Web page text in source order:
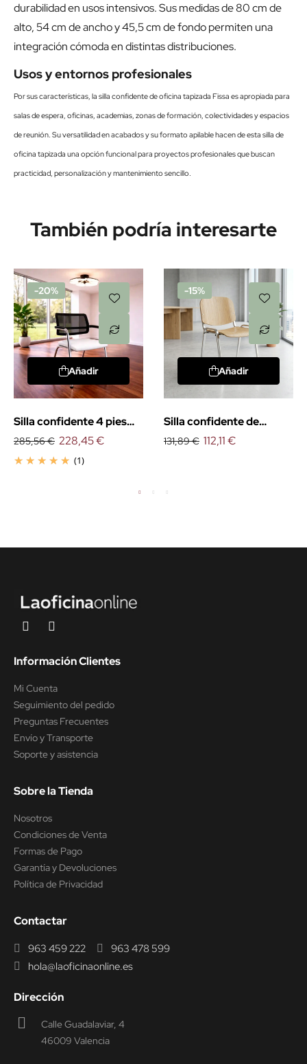
durabilidad en usos intensivos. Sus medidas de 80 cm de
alto, 54 cm de ancho y 45,5 cm de fondo permiten una
integración cómoda en distintas distribuciones.
Usos y entornos profesionales
Por sus características, la silla confidente de oficina tapizada Fissa es apropiada para
salas de espera, oficinas, academias, zonas de formación, colectividades y espacios
de reunión. Su versatilidad en acabados y su formato apilable hacen de esta silla de
oficina tapizada una opción funcional para proyectos profesionales que buscan
practicidad, personalización y mantenimiento sencillo.
También podría interesarte
-20%
Añadir
Silla confidente 4 pies
urban
285,56 €
(1)
228,45 €
-15%
Añadir
Silla confidente de
madera Fissa
131,89 € 112,11 €
Información Clientes
Mi Cuenta
Seguimiento del pedido
Preguntas Frecuentes
Envío y Transporte
Soporte y asistencia
Sobre la Tienda
Nosotros
Condiciones de Venta
Formas de Pago
Garantía y Devoluciones
Política de Privacidad
Contactar
963 459 222
963 478 599
hola@laoficinaonline.es
Dirección
Calle Guadalaviar, 4
46009 Valencia